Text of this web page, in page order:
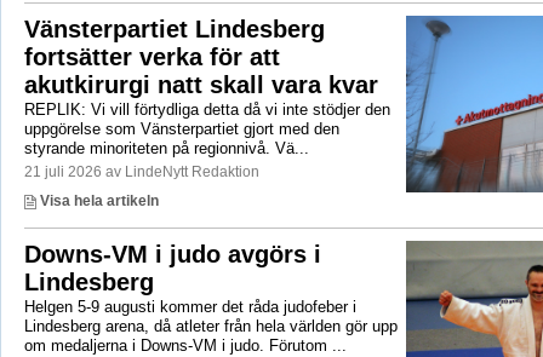
Vänsterpartiet Lindesberg
fortsätter verka för att
akutkirurgi natt skall vara kvar
REPLIK: Vi vill förtydliga detta då vi inte stödjer den
uppgörelse som Vänsterpartiet gjort med den
styrande minoriteten på regionnivå. Vä...
21 juli 2026 av LindeNytt Redaktion
Visa hela artikeln
Downs-VM i judo avgörs i
Lindesberg
Helgen 5-9 augusti kommer det råda judofeber i
Lindesberg arena, då atleter från hela världen gör upp
om medaljerna i Downs-VM i judo. Förutom ...